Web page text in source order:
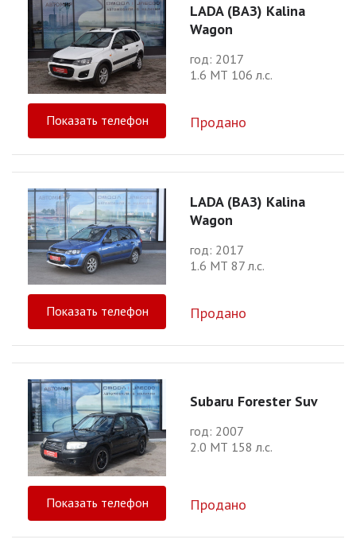
LADA (ВАЗ) Kalina
Wagon
год: 2017
1.6 МТ 106 л.с.
Показать телефон Продано
LADA (ВАЗ) Kalina
Wagon
год: 2017
1.6 МТ 87 л.с.
Показать телефон Продано
Subaru Forester Suv
год: 2007
2.0 МТ 158 л.с.
Показать телефон Продано